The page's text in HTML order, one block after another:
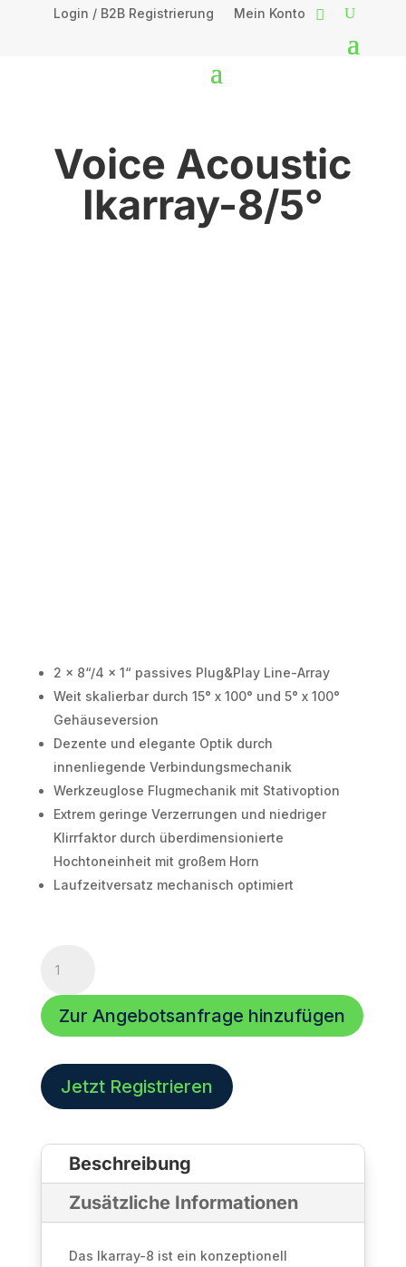
Login / B2B Registrierung Mein Konto
Voice Acoustic
Ikarray-8/5°
2 x 8“/4 x 1“ passives Plug&Play Line-Array
Weit skalierbar durch 15° x 100° und 5° x 100°
Gehäuseversion
Dezente und elegante Optik durch
innenliegende Verbindungsmechanik
Werkzeuglose Flugmechanik mit Stativoption
Extrem geringe Verzerrungen und niedriger
Klirrfaktor durch überdimensionierte
Hochtoneinheit mit großem Horn
Laufzeitversatz mechanisch optimiert
Acoustic
Ikarray-
8/5°
Menge
Zur Angebotsanfrage hinzufügen
Jetzt Registrieren
Beschreibung
Zusätzliche Informationen
Das Ikarray-8 ist ein konzeptionell